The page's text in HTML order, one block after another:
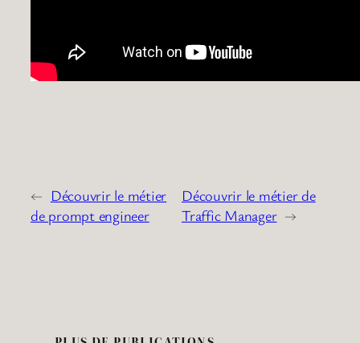
← Découvrir le métier
de prompt engineer
Découvrir le métier de
Traffic Manager →